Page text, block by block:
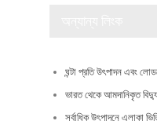
ঘন্টা প্রতি উৎপাদন এবং
ভারত থেকে আমদানিকৃত
সর্বাধিক উৎপাদনে এলাকা